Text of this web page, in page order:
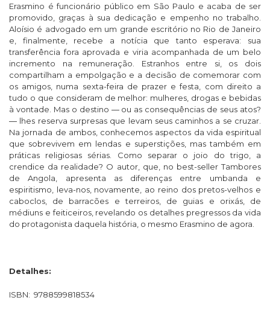
Erasmino é funcionário público em São Paulo e acaba de ser
promovido, graças à sua dedicação e empenho no trabalho.
Aloísio é advogado em um grande escritório no Rio de Janeiro
e, finalmente, recebe a notícia que tanto esperava: sua
transferência fora aprovada e viria acompanhada de um belo
incremento na remuneração. Estranhos entre si, os dois
compartilham a empolgação e a decisão de comemorar com
os amigos, numa sexta-feira de prazer e festa, com direito a
tudo o que consideram de melhor: mulheres, drogas e bebidas
à vontade. Mas o destino ― ou as consequências de seus atos?
― lhes reserva surpresas que levam seus caminhos a se cruzar.
Na jornada de ambos, conhecemos aspectos da vida espiritual
que sobrevivem em lendas e superstições, mas também em
práticas religiosas sérias. Como separar o joio do trigo, a
crendice da realidade? O autor, que, no best-seller Tambores
de Angola, apresenta as diferenças entre umbanda e
espiritismo, leva-nos, novamente, ao reino dos pretos-velhos e
caboclos, de barracões e terreiros, de guias e orixás, de
médiuns e feiticeiros, revelando os detalhes pregressos da vida
do protagonista daquela história, o mesmo Erasmino de agora.
Detalhes:
ISBN: 9788599818534